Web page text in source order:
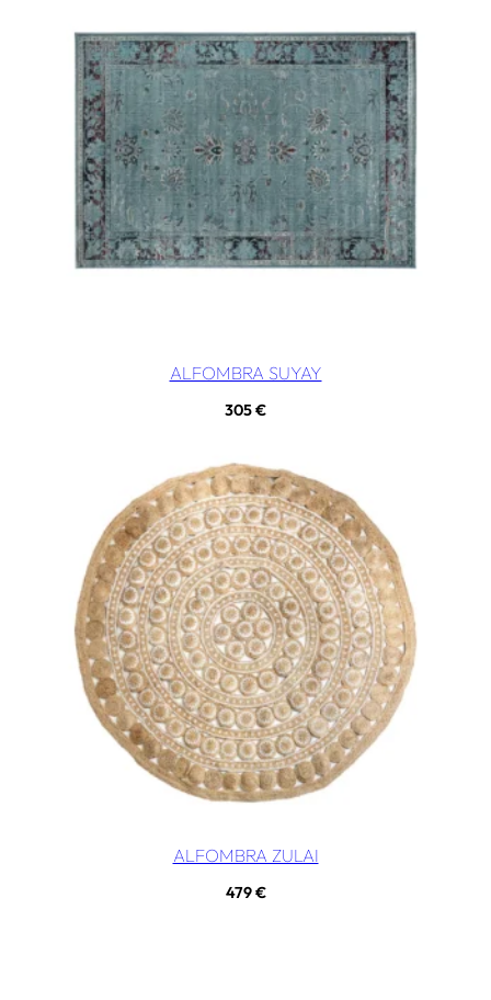
ALFOMBRA SUYAY
305€
ALFOMBRA ZULAI
479€